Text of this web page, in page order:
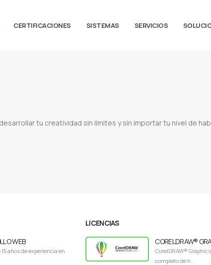
CERTIFICACIONES SISTEMAS SERVICIOS
tu creatividad sin límites y sin importar tu nivel de
WEB
años de experiencia en
LICENCIAS
CORELDRAW®
CorelDRAW®
completo de h...